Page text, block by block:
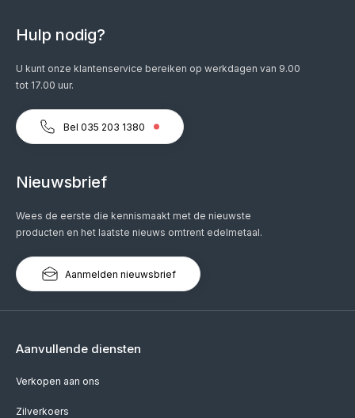
Hulp nodig?
U kunt onze klantenservice bereiken op werkdagen van 9.00
tot 17.00 uur.
Bel 035 203 1380
Nieuwsbrief
Wees de eerste die kennismaakt met de nieuwste
producten en het laatste nieuws omtrent edelmetaal.
Aanmelden nieuwsbrief
Aanvullende diensten
Verkopen aan ons
Zilverkoers